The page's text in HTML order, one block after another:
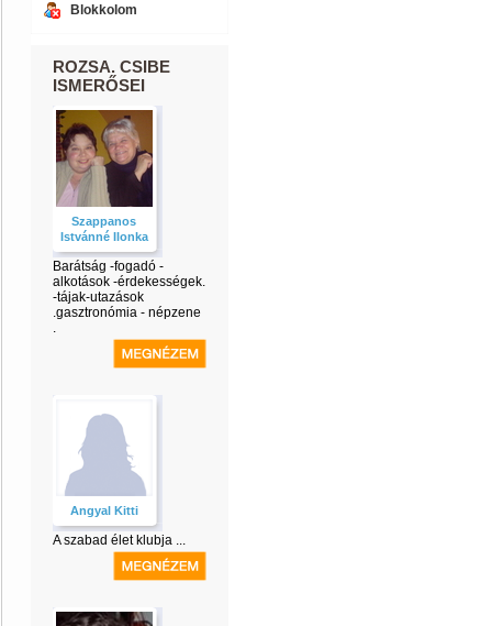
Blokkolom
ROZSA. CSIBE
ISMERŐSEI
Szappanos
Istvánné Ilonka
Barátság -fogadó -
alkotások -érdekességek.
-tájak-utazások
.gasztronómia - népzene
.
Angyal Kitti
A szabad élet klubja ...